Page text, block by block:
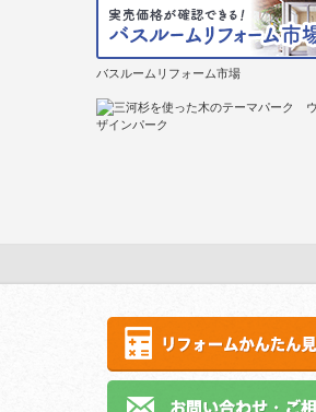
バスルームリフォーム市場